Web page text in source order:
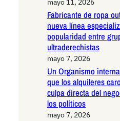
mayo 11, 2026
Fabricante de ropa
nueva línea
popularidad entre
ultraderechistas
mayo 7, 2026
Un Organismo
que los alquileres
culpa directa del
los políticos
mayo 7, 2026